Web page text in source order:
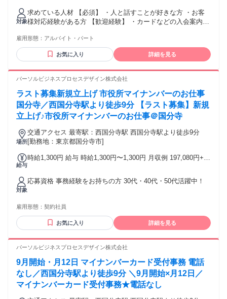
対象
求めている人材 【必須】 ・人と話すことが好きな方 ・お客
様対応経験がある方 【歓迎経験】 ・カードなどの入会案内経
付経験 ・アパレルなどの接客・販売経験 ・リフォーム・エク
ステリア業界経験 ＼こんな方にピッタリ／ ○接客経験を活か
して働きたい方 ○人と話すことが好きな方 ○負担が少ない仕事
リアに興味がある方 ○専門店で知識を身につけたい方
雇用形態： アルバイト・パート
お気に入り 詳細を見る
パーソルビジネスプロセスデザイン株式会社
ラスト募集新規立上げ 市役所マイナンバーのお仕事
国分寺／西国分寺駅より徒歩9分 【ラスト募集】新規
立上げ♪市役所マイナンバーのお仕事＠国分寺
場所
交通アクセス 最寄駅：西国分寺駅 西国分寺駅より徒歩9分
[勤務地：東京都国分寺市]
給与
時給1,300円 給与 時給1,300円〜1,300円 月収例 197,080円+残
対象
応募資格 事務経験をお持ちの方 30代・40代・50代活躍中！
雇用形態： 契約社員
お気に入り 詳細を見る
パーソルビジネスプロセスデザイン株式会社
9月開始・月12日 マイナンバーカード受付事務 電話
なし／西国分寺駅より徒歩9分 ＼9月開始×月12日／
マイナンバーカード受付事務★電話なし